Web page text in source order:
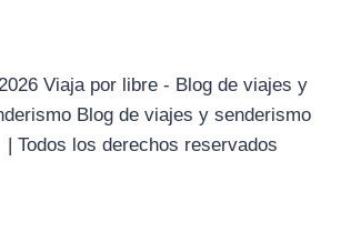
Viaja por libre - Blog de viajes y
Blog de viajes y senderismo
| Todos los derechos reservados